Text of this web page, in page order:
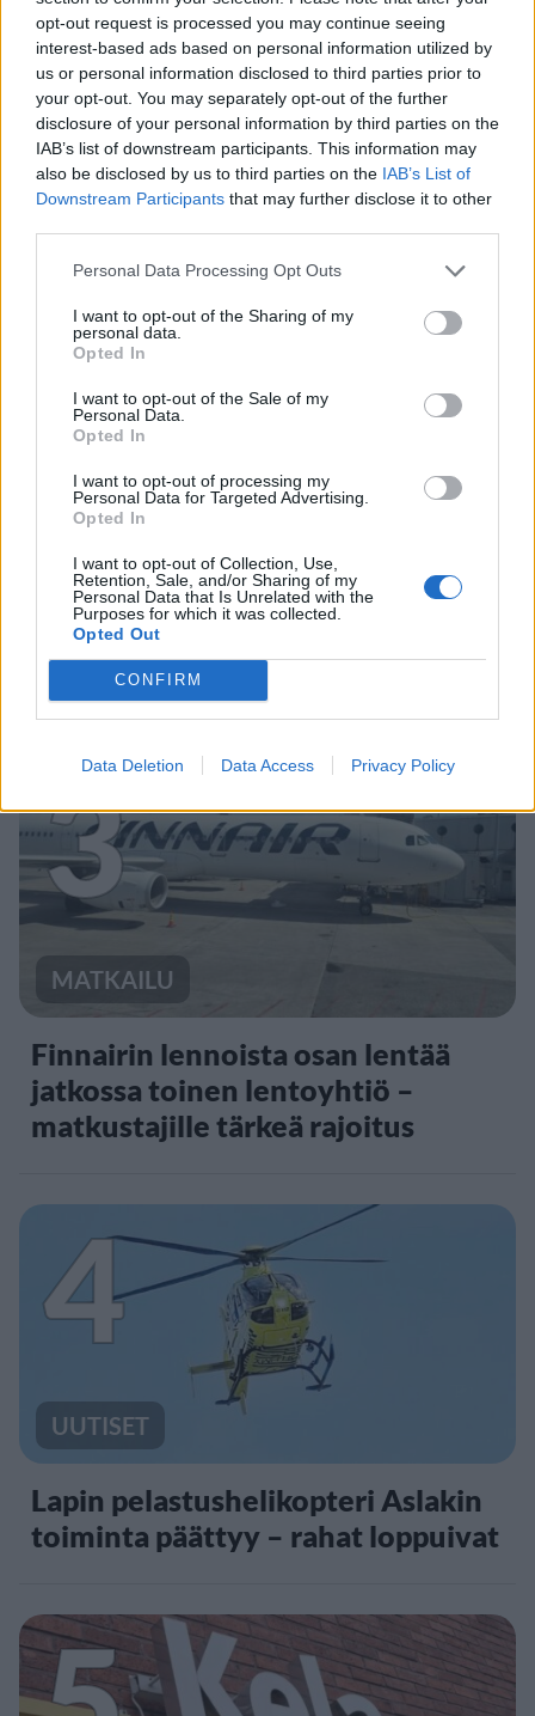
opt-out request is processed you may continue seeing
interest-based ads based on personal information utilized by
us or personal information disclosed to third parties prior to
your opt-out. You may separately opt-out of the further
disclosure of your personal information by third parties on the
IAB’s list of downstream participants. This information may
also be disclosed by us to third parties on the IAB’s List of
Downstream Participants that may further disclose it to other
Personal Data Processing Opt Outs
I want to opt-out of the Sharing of my
personal data.
Opted In
I want to opt-out of the Sale of my
Personal Data.
Opted In
I want to opt-out of processing my
Personal Data for Targeted Advertising.
Opted In
I want to opt-out of Collection, Use,
Retention, Sale, and/or Sharing of my
Personal Data that Is Unrelated with the
Purposes for which it was collected.
Opted Out
CONFIRM
Data Deletion Data Access Privacy Policy
UUTISET
Leskeneläke ei kuulu kaikille –
Kela muistuttaa tärkeästä
ikärajasta
2
UUTISET
Työnantaja ei hyväksynyt
etälääkärin
sairauslomatodistuksia – neljälle
ei maksettu sairausajan palkkaa
3
MATKAILU
Finnairin lennoista osan lentää
jatkossa toinen lentoyhtiö –
matkustajille tärkeä rajoitus
4
UUTISET
Lapin pelastushelikopteri Aslakin
toiminta päättyy – rahat loppuivat